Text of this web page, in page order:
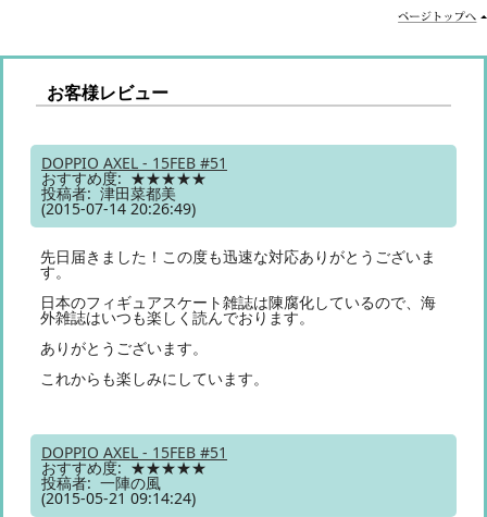
お客様レビュー
DOPPIO AXEL - 15FEB #51
おすすめ度: ★★★★★
投稿者: 津田菜都美
(2015-07-14 20:26:49)
先日届きました！この度も迅速な対応ありがとうございま
す。
日本のフィギュアスケート雑誌は陳腐化しているので、海
外雑誌はいつも楽しく読んでおります。
ありがとうございます。
これからも楽しみにしています。
DOPPIO AXEL - 15FEB #51
おすすめ度: ★★★★★
投稿者: 一陣の風
(2015-05-21 09:14:24)